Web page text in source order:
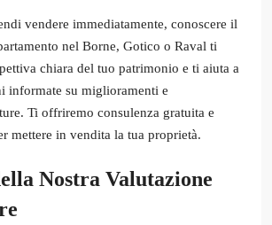
vendere immediatamente, conoscere il
nel Borne, Gotico o Raval ti
chiara del tuo patrimonio e ti aiuta a
informate su miglioramenti e
Ti offriremo consulenza gratuita e
mettere in vendita la tua proprietà.
Nostra Valutazione